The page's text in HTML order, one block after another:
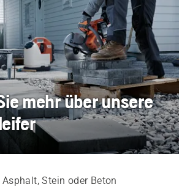
mehr über unsere
Stein oder Beton